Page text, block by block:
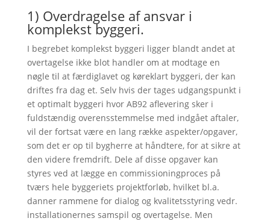
1) Overdragelse af ansvar i
komplekst byggeri.
I begrebet komplekst byggeri ligger blandt andet at
overtagelse ikke blot handler om at modtage en
nøgle til at færdiglavet og køreklart byggeri, der kan
driftes fra dag et. Selv hvis der tages udgangspunkt i
et optimalt byggeri hvor AB92 aflevering sker i
fuldstændig overensstemmelse med indgået aftaler,
vil der fortsat være en lang række aspekter/opgaver,
som det er op til bygherre at håndtere, for at sikre at
den videre fremdrift. Dele af disse opgaver kan
styres ved at lægge en commissioningproces på
tværs hele byggeriets projektforløb, hvilket bl.a.
danner rammene for dialog og kvalitetsstyring vedr.
installationernes samspil og overtagelse. Men